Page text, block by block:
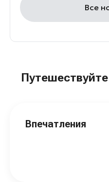
Все
Впечатления